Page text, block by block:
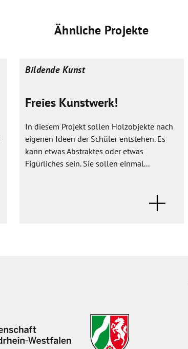
Ähnliche Projekte
Bildende Kunst
Freies Kunstwerk!
In diesem Projekt sollen Holzobjekte nach
eigenen Ideen der Schüler entstehen. Es
kann etwas Abstraktes oder etwas
Figürliches sein. Sie sollen einmal...